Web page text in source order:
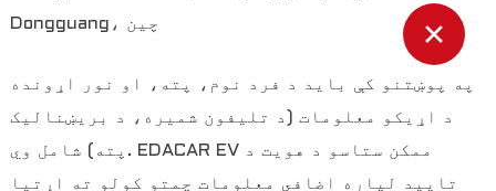
Dongguang، چین
په پوښتنو کې باید د فرد نوم، پته، او نور اړونده
د اړیکو معلومات (د تلیفون شمیره، د بریښنالیک
پته) شامل وي. EDACAR EV ممکن ستاسو د هویت د
تایید لپاره اضافي معلومات چمتو کولو ته اړتیا